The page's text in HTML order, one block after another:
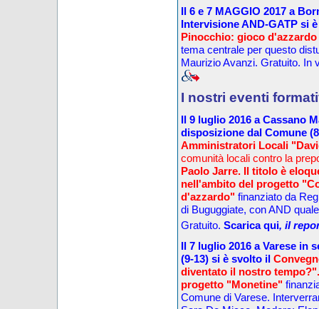
Il 6 e 7 MAGGIO 2017 a
Intervisione AND-GATP si
Pinocchio: gioco
tema centrale per questo d
Maurizio Avanzi. Gratuito. In
I nostri eventi
Il 9 luglio 2016 a Cassano
disposizione dal Comune (
Amministratori Locali
comunità locali contro la
Paolo Jarre. Il titolo è
nell'ambito del progetto
d'azzardo" finanziato da
di Buguggiate, con AND
Gratuito. Scarica qui, il
Il 7 luglio 2016 a Varese in
(9-13) si è svolto il
diventato il nostro
progetto "Monetine"
Comune di Varese.